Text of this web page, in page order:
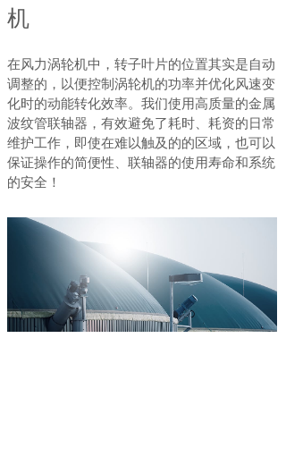
机
在风力涡轮机中，转子叶片的位置其实是自动
调整的，以便控制涡轮机的功率并优化风速变
化时的动能转化效率。我们使用高质量的金属
波纹管联轴器，有效避免了耗时、耗资的日常
维护工作，即使在难以触及的的区域，也可以
保证操作的简便性、联轴器的使用寿命和系统
的安全！